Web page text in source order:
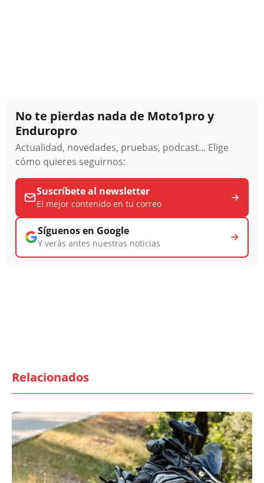
No te pierdas nada de Moto1pro y
Enduropro
Actualidad, novedades, pruebas, podcast... Elige
cómo quieres seguirnos:
Suscríbete al newsletter
El mejor contenido en tu correo
Síguenos en Google
Y verás antes nuestras noticias
Relacionados